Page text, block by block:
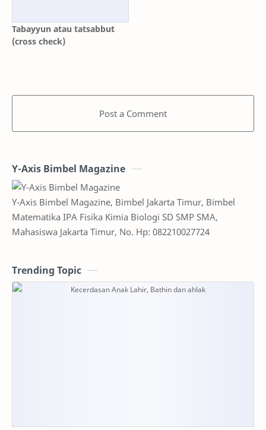
Tabayyun atau tatsabbut
(cross check)
Post a Comment
Y-Axis Bimbel Magazine
Y-Axis Bimbel Magazine, Bimbel Jakarta Timur, Bimbel
Matematika IPA Fisika Kimia Biologi SD SMP SMA,
Mahasiswa Jakarta Timur, No. Hp: 082210027724
Trending Topic